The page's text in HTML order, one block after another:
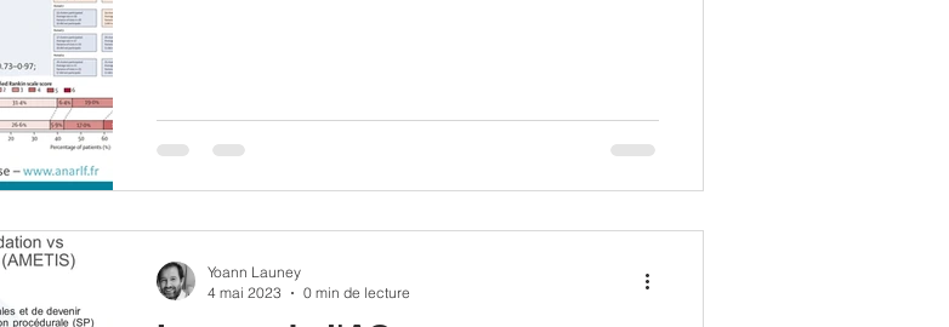
Yoann Launey
4 mai 2023
0 min de lecture